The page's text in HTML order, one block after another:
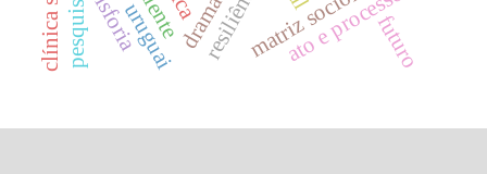
ato e processo
uruguai
disforia futuro